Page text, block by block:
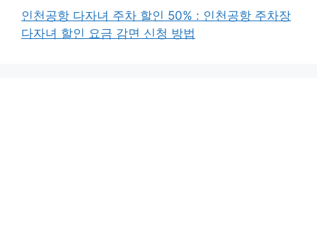
인천공항 다자녀 주차 할인 50% : 인천공항 주차장
다자녀 할인 요금 감면 신청 방법